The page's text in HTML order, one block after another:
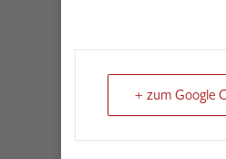
+ zum Google